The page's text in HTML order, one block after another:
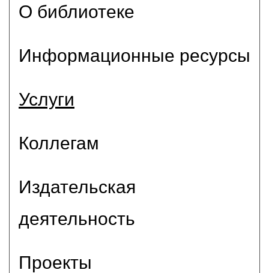
О библиотеке
Информационные ресурсы
Услуги
Коллегам
Издательская
деятельность
Проекты